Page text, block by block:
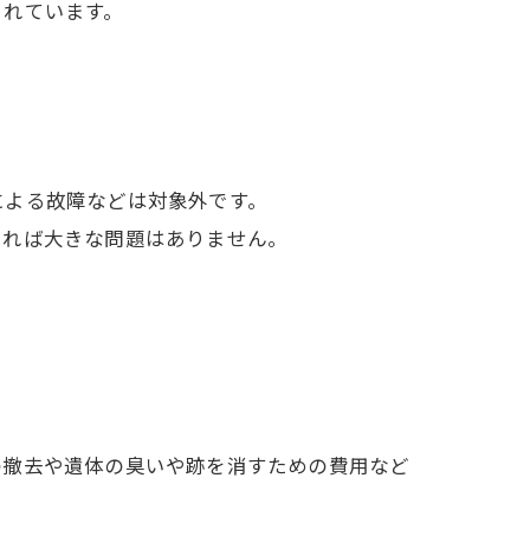
ています。
る故障などは対象外です。
ば大きな問題はありません。
去や遺体の臭いや跡を消すための費用など